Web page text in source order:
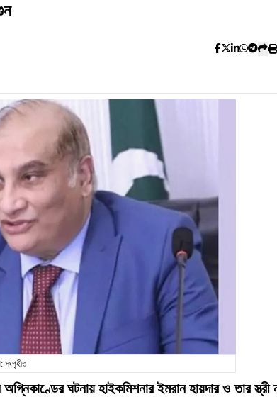
সংগৃহীত
ঘটনায় হাইকমিশনার ইমরান হায়দার ও তার স্ত্রী